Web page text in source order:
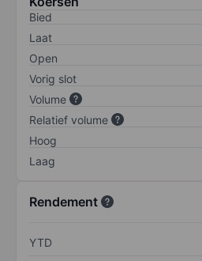
Bied
Laat
Open
Vorig slot
Volume
Relatief volume
Hoog
Laag
Rendement
YTD